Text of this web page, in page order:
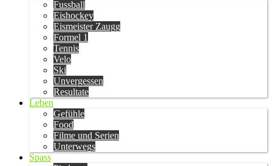
Fussball
Eishockey
Eismeister Zaugg
Formel 1
Tennis
Velo
Ski
Unvergessen
Resultate
Leben
Gefühle
Food
Filme und Serien
Unterwegs
Spass